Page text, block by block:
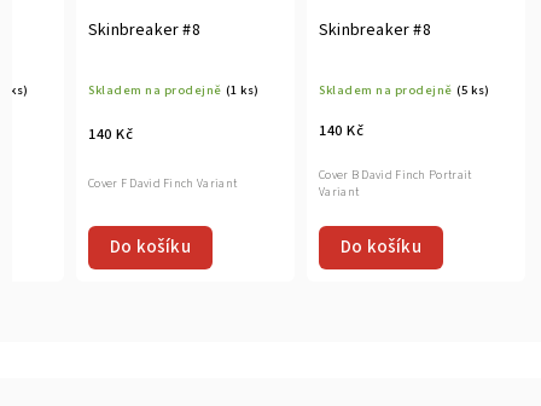
ks)
Skinbreaker #8
Skladem na prodejně (1 ks)
140 Kč
Do košíku
Cover F David Finch Variant
Skinbreaker #8
Skladem na prodejně (5 ks)
140 Kč
Do košíku
Cover B David Finch Portrait
Variant